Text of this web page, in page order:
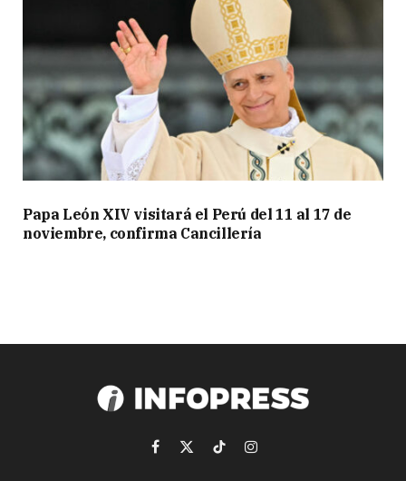
Papa León XIV visitará el Perú del 11 al 17 de
noviembre, confirma Cancillería
Facebook
X
TikTokInstagram